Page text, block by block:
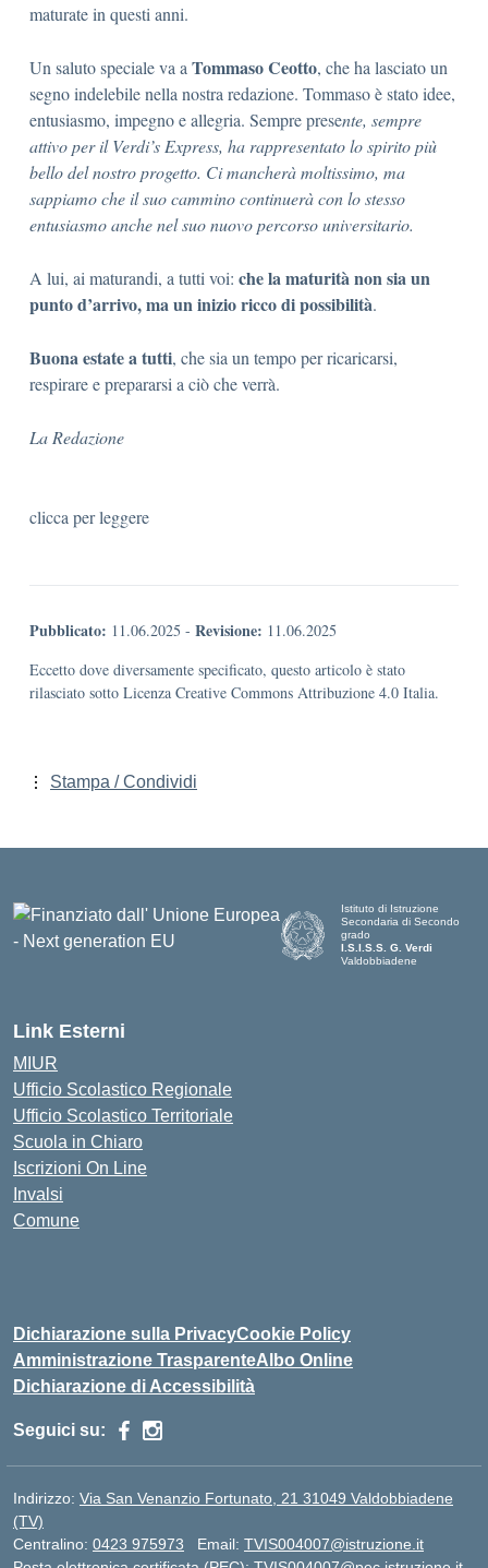
maturate in questi anni.
Un saluto speciale va a Tommaso Ceotto, che ha lasciato un
segno indelebile nella nostra redazione. Tommaso è stato idee,
entusiasmo, impegno e allegria. Sempre presente, sempre
attivo per ilVerdi’s Express, ha rappresentato lo spirito più
bello del nostro progetto. Ci mancherà moltissimo, ma
sappiamo che il suo cammino continuerà con lo stesso
entusiasmo anche nel suo nuovo percorso universitario.
A lui, ai maturandi, a tutti voi: che la maturità non sia un
punto d’arrivo, ma un inizio ricco di possibilità.
Buona estate a tutti, che sia un tempo per ricaricarsi,
respirare e prepararsi a ciò che verrà.
La Redazione
clicca per leggere
Pubblicato: 11.06.2025 - Revisione: 11.06.2025
Eccetto dove diversamente specificato, questo articolo è stato
rilasciato sotto Licenza Creative Commons Attribuzione 4.0 Italia.
Stampa / Condividi
Istituto di Istruzione
Secondaria di Secondo
grado
I.S.I.S.S. G. Verdi
Valdobbiadene
Link Esterni
MIUR
Ufficio Scolastico Regionale
Ufficio Scolastico Territoriale
Scuola in Chiaro
Iscrizioni On Line
Invalsi
Comune
Dichiarazione sulla PrivacyCookie Policy
Amministrazione TrasparenteAlbo Online
Dichiarazione di Accessibilità
Seguici su:
Indirizzo: Via San Venanzio Fortunato, 21 31049 Valdobbiadene
(TV)
Centralino: 0423 975973 Email: TVIS004007@istruzione.it